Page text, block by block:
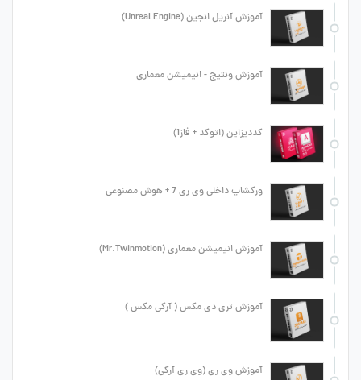
آموزش آنریل انجین (Unreal Engine)
آموزش ونتیج - انیمیشن معماری
کددیزاین (اتوکد + فاز1)
ورکشاپ داخلی وی ری 7 + هوش مصنوعی
آموزش انیمیشن معماری (Mr.Twinmotion)
آموزش تری دی مکس ( آرکی مکس )
آموزش وی ری (وی ری آرکی)